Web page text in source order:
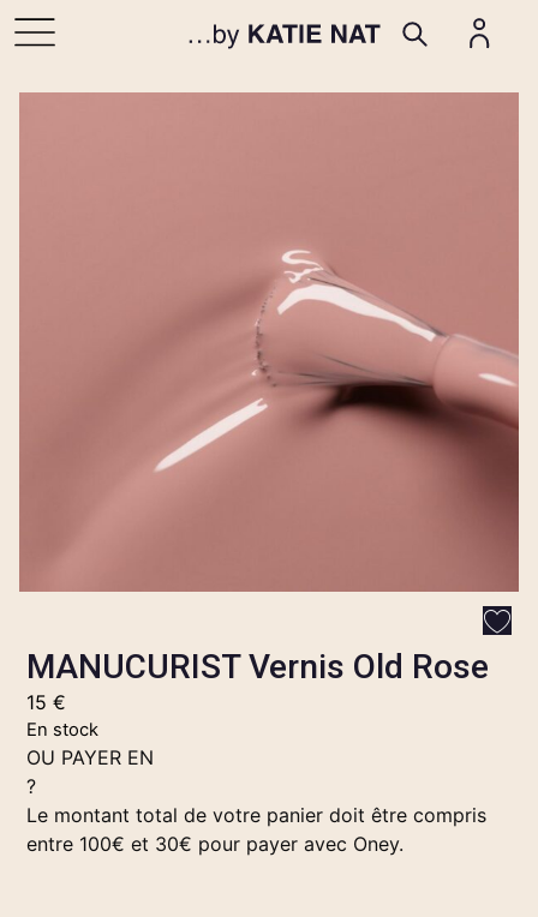
MANUCURIST Vernis Old Rose
15€
En stock
OU PAYER EN
?
Le montant total de votre panier doit être compris
entre 100€ et 30€ pour payer avec Oney.